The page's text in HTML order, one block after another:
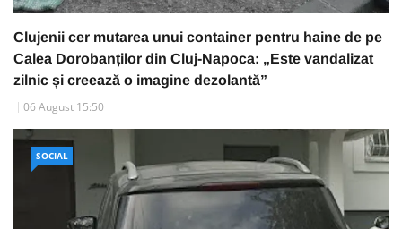
Clujenii cer mutarea unui container pentru haine de pe
Calea Dorobanților din Cluj-Napoca: „Este vandalizat
zilnic și creează o imagine dezolantă”
06 August 15:50
SOCIAL